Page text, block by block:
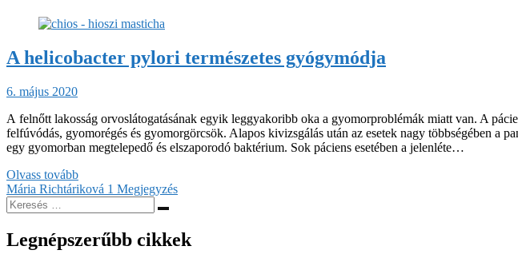
A helicobacter pylori természetes gyógymódja
6. május 2020
A felnőtt lakosság orvoslátogatásának egyik leggyakoribb oka a gyomorproblémák miatt van. A
felfúvódás, gyomorégés és gyomorgörcsök. Alapos kivizsgálás után az esetek nagy többségében a
egy gyomorban megtelepedő és elszaporodó baktérium. Sok páciens esetében a jelenléte…
Olvass tovább
Mária Richtáriková 1 Megjegyzés
Legnépszerűbb cikkek